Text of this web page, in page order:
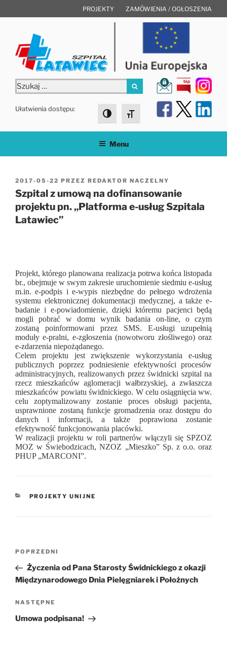
do
PROJEKTY ZAMÓWIENIA / OGŁOSZENIA
Szukaj:
Szukaj
Ułatwienia dostępu:
Toggle High Contrast
Toggle Font size
Menu
OPUBLIKOWANE
W
2017-05-22 PRZEZ REDAKTOR NACZELNY
Szpital z umową na dofinansowanie
projektu pn. „Platforma e-usług Szpitala
Latawiec”
Projekt, którego planowana realizacja potrwa końca listopada
br., obejmuje w swym zakresie uruchomienie siedmiu e-usług
m.in. e-podpis i e-wypis niezbędne do pełnego wdrożenia
systemu elektronicznej dokumentacji medycznej, a także e-
badanie i e-powiadomienie, dzięki któremu pacjenci będą
mogli pobrać w domu wynik badania on-line, o czym
zostaną poinformowani przez SMS. E-usługi uzupełnią
moduły e-pralni, e-zgłoszenia (nowotworu złośliwego) oraz
e-zdarzenia niepożądanego.
Celem projektu jest zwiększenie wykorzystania e-usług
publicznych poprzez podniesienie efektywności procesów
administracyjnych, realizowanych przez świdnicki szpital na
rzecz mieszkańców aglomeracji wałbrzyskiej, a zwłaszcza
mieszkańców powiatu świdnickiego. W celu osiągnięcia ww.
celu zoptymalizowany zostanie proces obsługi pacjenta,
usprawnione zostaną funkcje gromadzenia oraz dostępu do
danych i informacji, a także poprawiona zostanie
efektywność funkcjonowania placówki.
W realizacji projektu w roli partnerów włączyli się SPZOZ
MOZ w Świebodzicach, NZOZ „Mieszko” Sp. z o.o. oraz
PHUP „MARCONI”.
KATEGORIE
PROJEKTY UNIJNE
wpisu
Poprzedni
wpis
POPRZEDNI
Życzenia od Pana Starosty Świdnickiego z okazji
Międzynarodowego Dnia Pielęgniarek i Położnych
Następny
wpis
NASTĘPNE
Umowa podpisana!